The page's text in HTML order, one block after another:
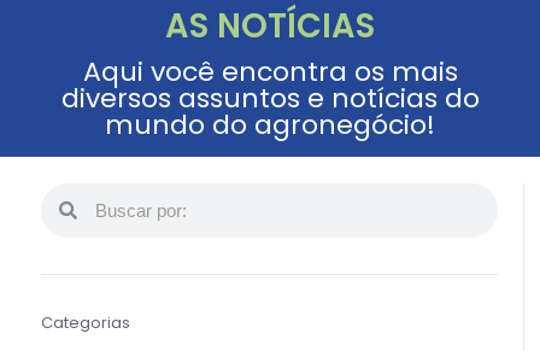
AS NOTÍCIAS
Aqui você encontra os mais
diversos assuntos e notícias do
mundo do agronegócio!
Categorias